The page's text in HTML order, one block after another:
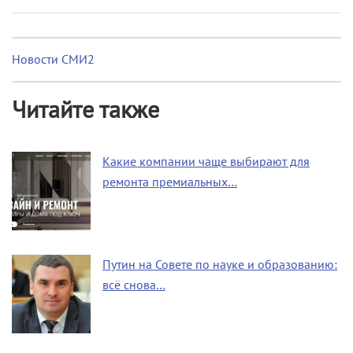
Новости СМИ2
Читайте также
Какие компании чаще выбирают для
ремонта премиальных…
Путин на Совете по науке и образованию:
всё снова…